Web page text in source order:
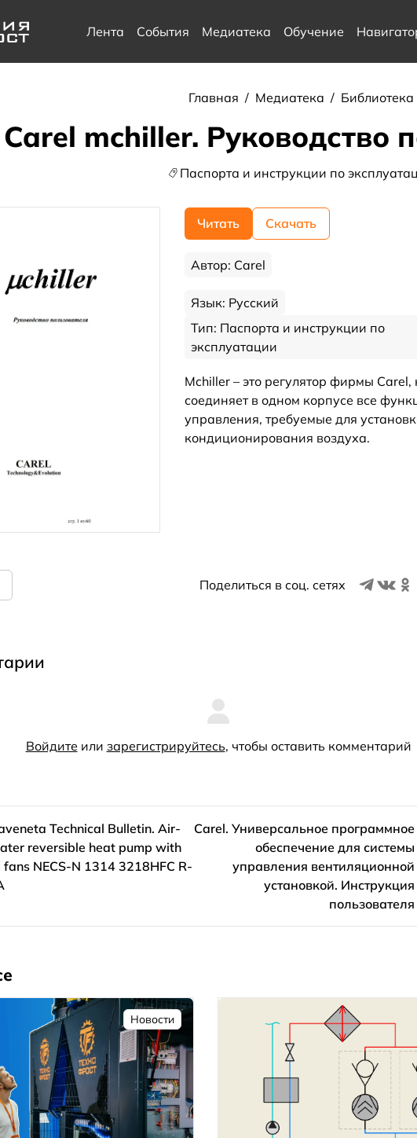
Лента События Медиатека Обучение
Главная / Медиатека / Библиотека
Carel mchiller. Руководство
Паспорта и инструкции по
Читать Скачать
Автор: Carel
Язык: Русский
Тип: Паспорта и инструкции по
эксплуатации
Mchiller – это регулятор фирмы Carel,
соединяет в одном корпусе все
управления, требуемые для
кондиционирования воздуха.
Поделиться в соц. сетях
Войдите или зарегистрируйтесь, чтобы оставить комментарий
Technical Bulletin. Air-
reversible heat pump with
NECS-N 1314 3218HFC R-
Carel. Универсальное программное
обеспечение для системы
управления вентиляционной
установкой. Инструкция
пользователя
Новости